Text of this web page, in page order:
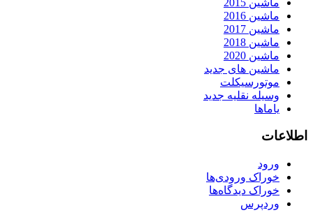
ماشین 2015
ماشین 2016
ماشین 2017
ماشین 2018
ماشین 2020
ماشین های جدید
موتورسیکلت
وسیله نقلیه جدید
یاماها
اطلاعات
ورود
خوراک ورودی‌ها
خوراک دیدگاه‌ها
وردپرس